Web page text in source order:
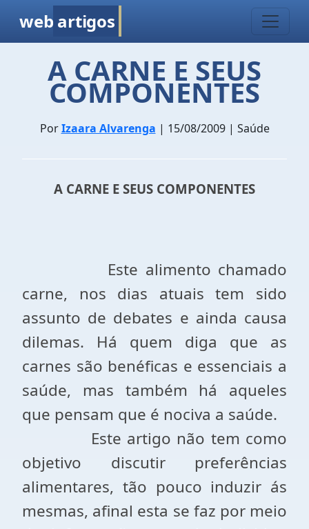
web artigos
A CARNE E SEUS
COMPONENTES
PorIzaara Alvarenga | 15/08/2009 | Saúde
A CARNE E SEUS COMPONENTES
Este alimento chamado
carne, nos dias atuais tem sido
assunto de debates e ainda causa
dilemas. Há quem diga que as
carnes são benéficas e essenciais a
saúde, mas também há aqueles
que pensam que é nociva a saúde.
Este artigo não tem como
objetivo discutir preferências
alimentares, tão pouco induzir ás
mesmas, afinal esta se faz por meio